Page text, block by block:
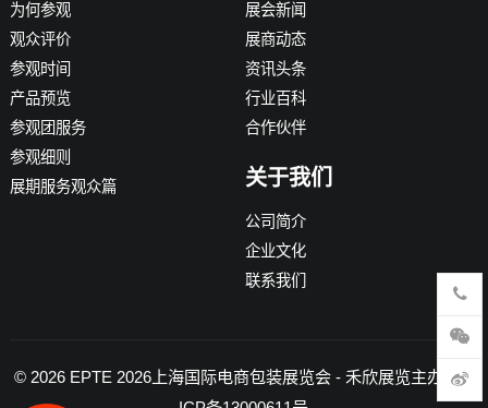
为何参观
观众评价
参观时间
产品预览
参观团服务
参观细则
展期服务观众篇
展会新闻
展商动态
资讯头条
行业百科
合作伙伴
关于我们
公司简介
企业文化
联系我们
© 2026 EPTE 2026上海国际电商包装展览会- 禾欣展览主办 -沪